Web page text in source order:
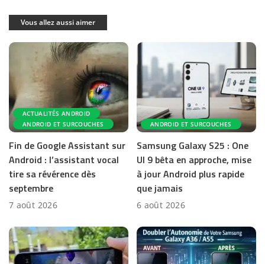
Vous allez aussi aimer
ACTUALITÉS ANDROID
ANDROID ET SURCOUCHES
Fin de Google Assistant sur
Android : l’assistant vocal
tire sa révérence dès
septembre
7 août 2026
ANDROID ET SURCOUCHES
Samsung Galaxy S25 : One
UI 9 bêta en approche, mise
à jour Android plus rapide
que jamais
6 août 2026